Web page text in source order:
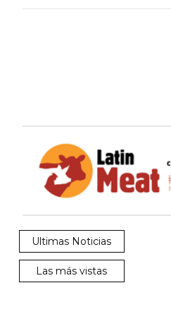
Ultimas Noticias
Las más vistas